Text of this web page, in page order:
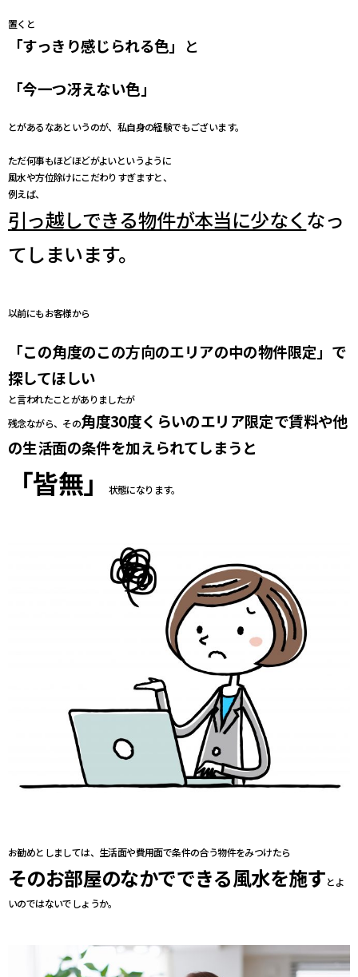
置くと
「すっきり感じられる色」 と
「今一つ冴えない色」
とがあるなあというのが、私自身の経験でもございます。
ただ何事もほどほどがよいというように
風水や方位除けにこだわりすぎますと、
例えば、
引っ越しできる物件が本当に少なく なっ
てしまいます。
以前にもお客様から
「この角度のこの方向のエリアの中の物件限定」 で
探してほしい
と言われたことがありましたが
残念ながら、その角度30度くらいのエリア限定で賃料や他
の生活面の条件を加えられてしまうと
「皆無」 状態になります。
お勧めとしましては、生活面や費用面で条件の合う物件をみつけたら
そのお部屋のなかでできる風水を施すとよ
いのではないでしょうか。